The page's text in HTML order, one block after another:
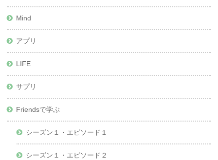
Mind
アプリ
LIFE
サプリ
Friendsで学ぶ
シーズン１・エピソード１
シーズン１・エピソード２